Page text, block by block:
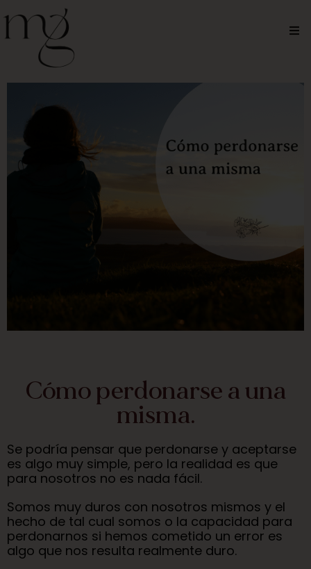
Cómo perdonarse a una
misma.
Se podría pensar que perdonarse y aceptarse
es algo muy simple, pero la realidad es que
para nosotros no es nada fácil.
Somos muy duros con nosotros mismos y el
hecho de tal cual somos o la capacidad para
perdonarnos si hemos cometido un error es
algo que nos resulta realmente duro.